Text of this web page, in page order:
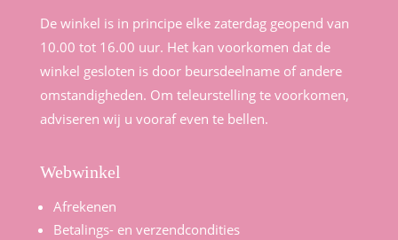
De winkel is in principe elke zaterdag geopend van
10.00 tot 16.00 uur. Het kan voorkomen dat de
winkel gesloten is door beursdeelname of andere
omstandigheden. Om teleurstelling te voorkomen,
adviseren wij u vooraf even te bellen.
Webwinkel
Afrekenen
Betalings- en verzendcondities